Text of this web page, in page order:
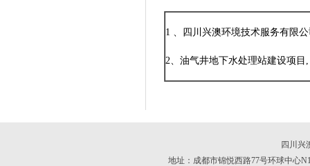
1 、四川兴澳环境技术服务有限
2、油气井地下水处理站建设项目
四川兴
地址：成都市锦悦西路77号环球中心